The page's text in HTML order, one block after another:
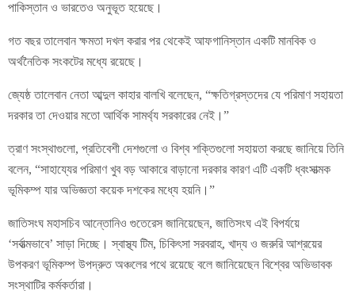
পাকিস্তান ও ভারতেও অনুভূত হয়েছে।
গত বছর তালেবান ক্ষমতা দখল করার পর থেকেই আফগানিস্তান একটি মানবিক ও
অর্থনৈতিক সংকটের মধ্যে রয়েছে।
জ্যেষ্ঠ তালেবান নেতা আব্দুল কাহার বালখি বলেছেন, “ক্ষতিগ্রস্তদের যে পরিমাণ সহায়তা
দরকার তা দেওয়ার মতো আর্থিক সামর্থ্য সরকারের নেই।”
ত্রাণ সংস্থাগুলো, প্রতিবেশী দেশগুলো ও বিশ্ব শক্তিগুলো সহায়তা করছে জানিয়ে তিনি
বলেন, “সাহায্যের পরিমাণ খুব বড় আকারে বাড়ানো দরকার কারণ এটি একটি ধ্বংসাত্মক
ভূমিকম্প যার অভিজ্ঞতা কয়েক দশকের মধ্যে হয়নি।”
জাতিসংঘ মহাসচিব আন্তোনিও গুতেরেস জানিয়েছেন, জাতিসংঘ এই বিপর্যয়ে
‘সর্বাত্মভাবে’ সাড়া দিচ্ছে। স্বাস্থ্য টিম, চিকিৎসা সরবরাহ, খাদ্য ও জরুরি আশ্রয়ের
উপকরণ ভূমিকম্প উপদ্রুত অঞ্চলের পথে রয়েছে বলে জানিয়েছেন বিশ্বের অভিভাবক
সংস্থাটির কর্মকর্তারা।